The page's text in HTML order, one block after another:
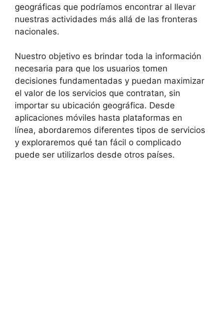
geográficas que podríamos encontrar al llevar
nuestras actividades más allá de las fronteras
nacionales.
Nuestro objetivo es brindar toda la información
necesaria para que los usuarios tomen
decisiones fundamentadas y puedan maximizar
el valor de los servicios que contratan, sin
importar su ubicación geográfica. Desde
aplicaciones móviles hasta plataformas en
línea, abordaremos diferentes tipos de servicios
y exploraremos qué tan fácil o complicado
puede ser utilizarlos desde otros países.